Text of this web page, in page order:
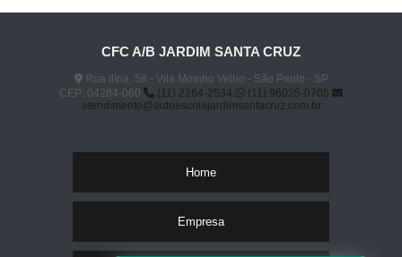
CFC A/B JARDIM SANTA CRUZ
Rua Ilíria, 58 - Vila Moinho Velho - São Paulo - SP
CEP: 04284-060
(11) 2264-2534
(11) 96025-0705
atendimento@autoescolajardimsantacruz.com.br
Home
Empresa